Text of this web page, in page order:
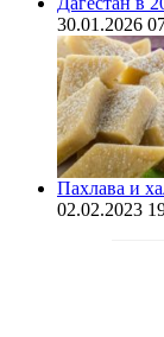
30.01.2026
Пахлава и
02.02.2023